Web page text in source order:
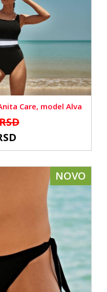
Care, model Alva
NOVO